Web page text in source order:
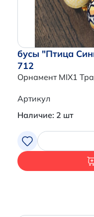
бусы "Птица
712
Орнамент MIX1
Артикул
Наличие: 2 шт